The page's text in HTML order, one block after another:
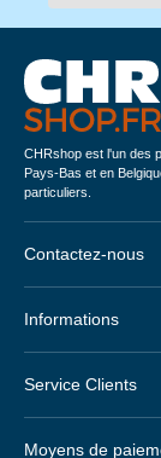
CHRshop est l'un des
Pays-Bas et en
particuliers.
Contactez-nous
Informations
Service Clients
Moyens de